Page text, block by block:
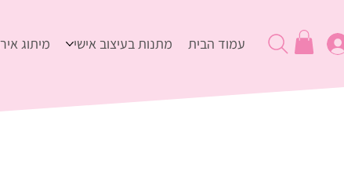
עמוד הבית מתנות בעיצוב אישי מיתוג